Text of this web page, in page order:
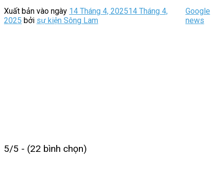
Xuất bản vào ngày 14 Tháng 4, 202514 Tháng 4,
2025 bởi sự kiện Sông Lam
Google
news
5/5 - (22 bình chọn)